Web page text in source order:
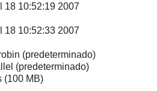
18 10:52:19 2007
18 10:52:33 2007
(predeterminado)
(predeterminado)
(100 MB)